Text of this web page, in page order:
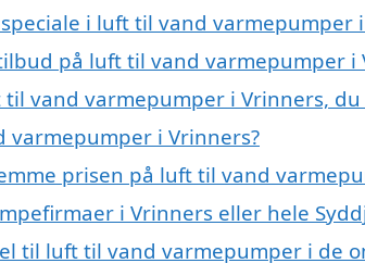
i luft til vand varmepumper
på luft til vand varmepumper i
vand varmepumper i Vrinners,
varmepumper i Vrinners?
prisen på luft til vand
i Vrinners eller hele
til luft til vand varmepumper i de